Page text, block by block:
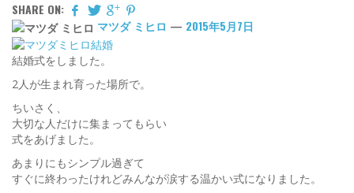
SHARE ON:
マツダ ミヒロ — 2015年5月7日
結婚式をしました。
2人が生まれ育った場所で。
ちいさく、
大切な人だけに集まってもらい
式をあげました。
あまりにもシンプル過ぎて
すぐに終わったけれどみんなが涙する温かい式になりました。